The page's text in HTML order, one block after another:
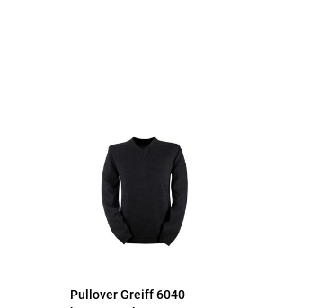
Pullover Greiff 6040